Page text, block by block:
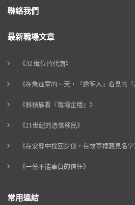
聯絡我們
最新職場文章
《AI 職位替代潮》
《在急症室的一天，「透明人」看見的「
《斜槓族看『職場企穩』》
《21世紀的憑信移民》
《在安靜中找回步伐，在故事裡聽見名字
《一份不能辜負的信任》
常用連結